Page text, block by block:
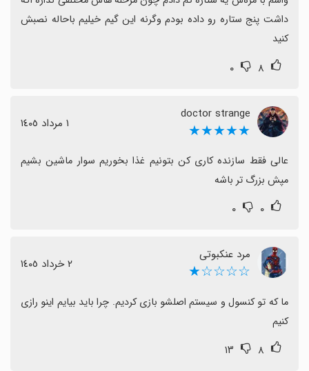
کنید
۸ ۰
doctor strange
★★★★★ ١ مرداد ١٤٠٥
مپش بزرگ تر باشه
۰ ۰
مرد عنکبوتی
☆☆☆☆★ ٢ خرداد ١٤٠٥
کنیم
۸ ۱۳